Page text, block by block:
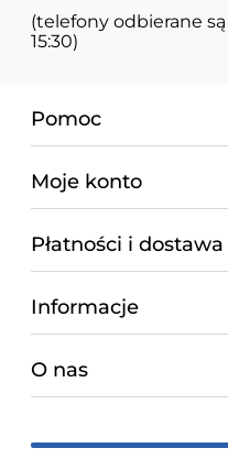
(telefony odbierane
15:30)
Pomoc
Moje konto
Płatności i dostawa
Informacje
O nas